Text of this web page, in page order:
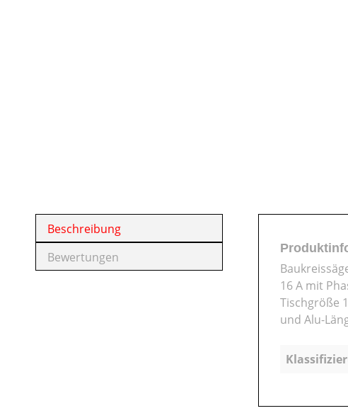
Beschreibung
Bewertungen
16 A mit
Tischgröße
und Alu-